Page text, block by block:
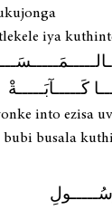
iya
كَـــــآبَـــــةْ
into ezisa
busala